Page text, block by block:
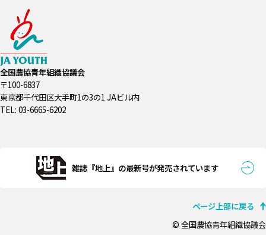
全国農協青年組織協議会
〒100-6837
東京都千代田区大手町1の3の1 JAビル内
TEL: 03-6665-6202
雑誌『地上』の最新号が発売されています
ページ上部に戻る
© 全国農協青年組織協議会